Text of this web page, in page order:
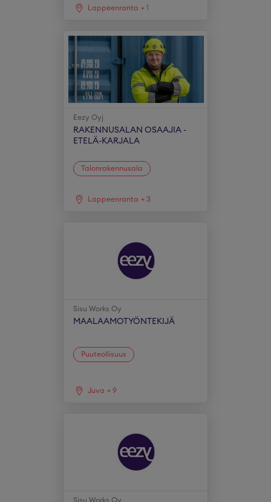
Lappeenranta + 1
Eezy Oyj
RAKENNUSALAN OSAAJIA -
ETELÄ-KARJALA
Talonrakennusala
Lappeenranta + 3
Sisu Works Oy
MAALAAMOTYÖNTEKIJÄ
Puuteollisuus
Juva + 9
Sisu Works Oy